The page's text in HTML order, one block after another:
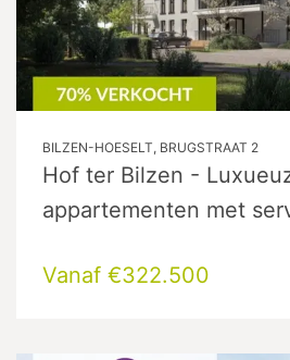
BILZEN-HOESELT, BRUGSTRAAT 2
Hof ter Bilzen -
appartementen met
Vanaf €322.500